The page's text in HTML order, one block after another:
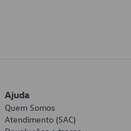
Ajuda
Quem Somos
Atendimento (SAC)